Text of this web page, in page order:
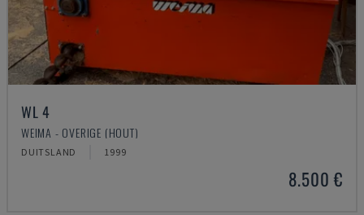
WL 4
WEIMA - OVERIGE (HOUT)
DUITSLAND 1999
8.500 €